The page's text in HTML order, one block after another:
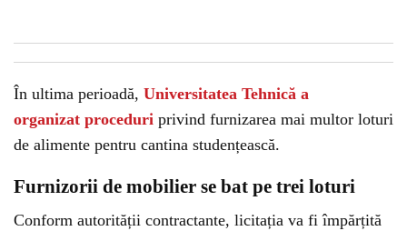
În ultima perioadă, Universitatea Tehnică a
organizat proceduri privind furnizarea mai multor loturi
de alimente pentru cantina studențească.
Furnizorii de mobilier se bat pe trei loturi
Conform autorității contractante, licitația va fi împărțită